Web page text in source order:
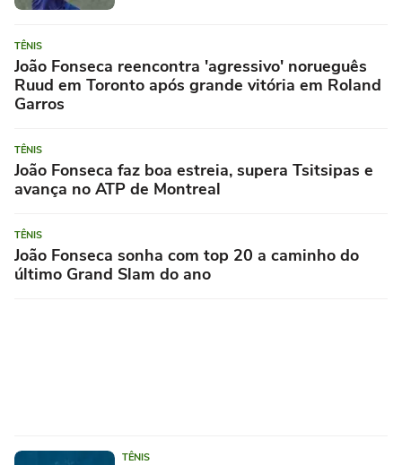
TÊNIS
João Fonseca reencontra 'agressivo' norueguês
Ruud em Toronto após grande vitória em Roland
Garros
TÊNIS
João Fonseca faz boa estreia, supera Tsitsipas e
avança no ATP de Montreal
TÊNIS
João Fonseca sonha com top 20 a caminho do
último Grand Slam do ano
TÊNIS